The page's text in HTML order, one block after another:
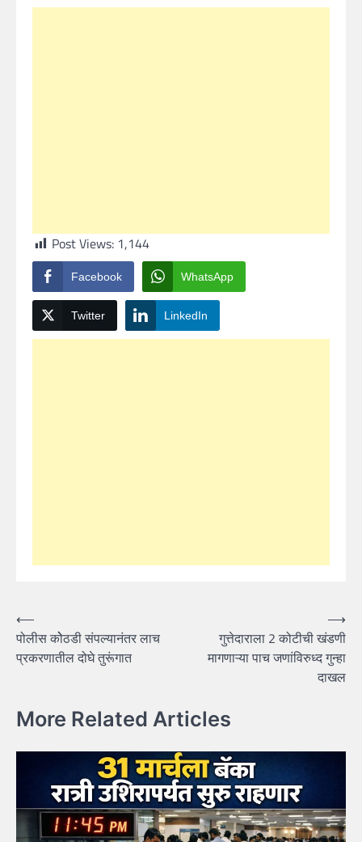
Post Views: 1,144
Facebook WhatsApp
Twitter LinkedIn
Post
navigation
⟵
पोलीस कोेठडी संपल्यानंतर लाच
प्रकरणातील दोघे तुरूंगात
गुत्तेदाराला 2 कोटीची खंडणी
मागणाऱ्या पाच जणांविरुध्द गुन्हा
दाखल
⟶
More Related Articles